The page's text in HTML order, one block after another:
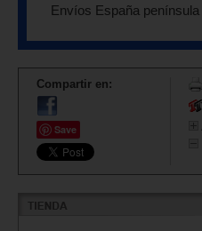
Envíos España
Compartir en:
Save